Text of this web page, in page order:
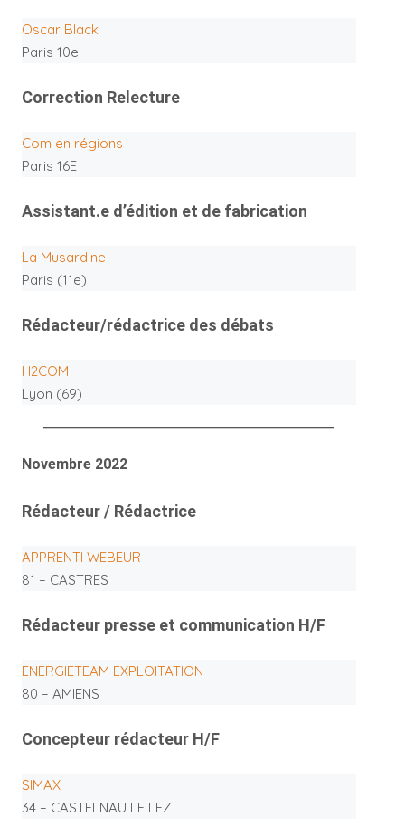
Oscar Black
Paris 10e
Correction Relecture
Com en régions
Paris 16E
Assistant.e d’édition et de fabrication
La Musardine
Paris (11e)
Rédacteur/rédactrice des débats
H2COM
Lyon (69)
Novembre 2022
Rédacteur / Rédactrice
APPRENTI WEBEUR
81 – CASTRES
Rédacteur presse et communication H/F
ENERGIETEAM EXPLOITATION
80 – AMIENS
Concepteur rédacteur H/F
SIMAX
34 – CASTELNAU LE LEZ